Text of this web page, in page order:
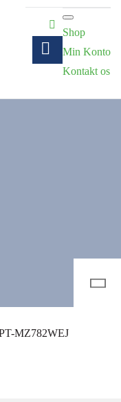
Shop
Min Konto
Kontakt os
MZ782WEJ